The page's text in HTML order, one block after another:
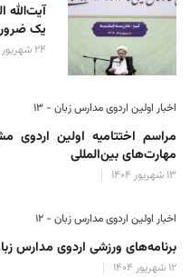
یک
۲۴ شهریور ۱۴۰۴
اخبار اولین اردوی مدارس زبان - ۱۳
مراسم اختتامیه اولین
مهارت‌های بین‌المللی
۱۳ شهریور ۱۴۰۴
اخبار اولین اردوی مدارس زبان - ۱۲
برنامه‌های ورزشی اردوی مدارس
۱۲ شهریور ۱۴۰۴